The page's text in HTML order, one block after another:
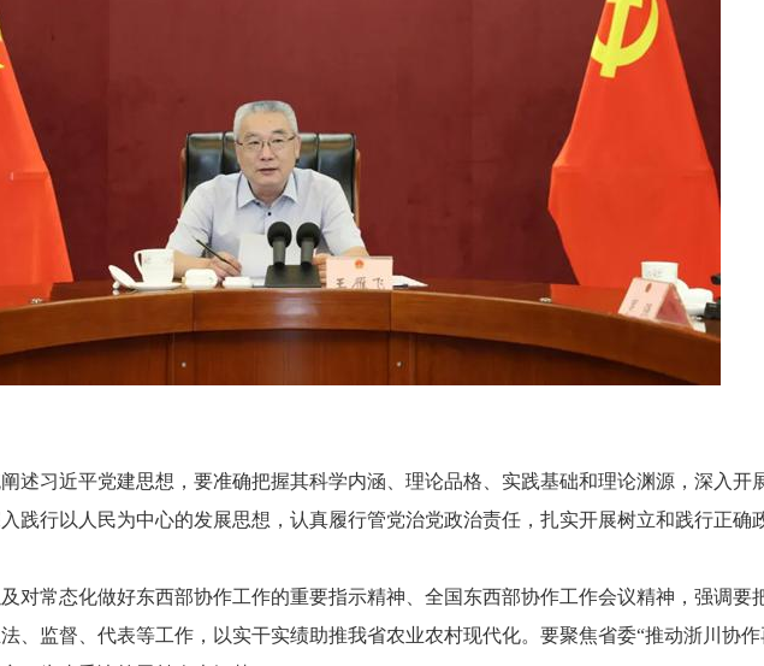
习近平党建思想，要准确把握其科学内涵、理论品格、实践基础和理论渊源，深入开
践行以人民为中心的发展思想，认真履行管党治党政治责任，扎实开展树立和践行正确
常态化做好东西部协作工作的重要指示精神、全国东西部协作工作会议精神，强调要
、监督、代表等工作，以实干实绩助推我省农业农村现代化。要聚焦省委“推动浙川协